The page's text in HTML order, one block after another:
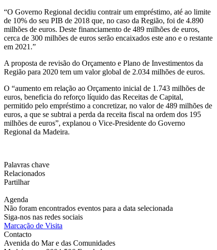
“O Governo Regional decidiu contrair um empréstimo, até ao limite
de 10% do seu PIB de 2018 que, no caso da Região, foi de 4.890
milhões de euros. Deste financiamento de 489 milhões de euros,
cerca de 300 milhões de euros serão encaixados este ano e o restante
em 2021.”
A proposta de revisão do Orçamento e Plano de Investimentos da
Região para 2020 tem um valor global de 2.034 milhões de euros.
O “aumento em relação ao Orçamento inicial de 1.743 milhões de
euros, beneficia do reforço líquido das Receitas de Capital,
permitido pelo empréstimo a concretizar, no valor de 489 milhões de
euros, a que se subtrai a perda da receita fiscal na ordem dos 195
milhões de euros”, explanou o Vice-Presidente do Governo
Regional da Madeira.
Palavras chave
Relacionados
Partilhar
Agenda
Não foram encontrados eventos para a data selecionada
Siga-nos nas redes sociais
Marcação de Visita
Contacto
Avenida do Mar e das Comunidades